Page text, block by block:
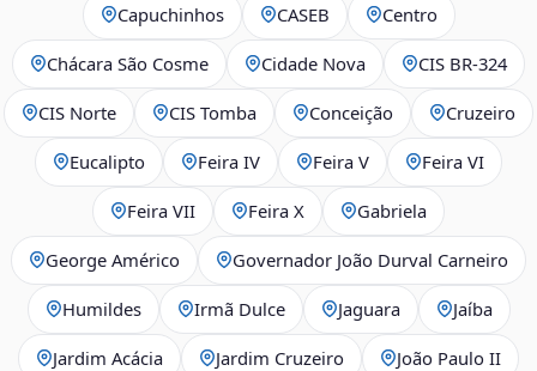
Capuchinhos CASEB Centro
Chácara São Cosme Cidade Nova CIS BR‑324
CIS Norte CIS Tomba Conceição Cruzeiro
Eucalipto Feira IV Feira V Feira VI
Feira VII Feira X Gabriela
George Américo Governador João Durval Carneiro
Humildes Irmã Dulce Jaguara Jaíba
Jardim Acácia Jardim Cruzeiro João Paulo II